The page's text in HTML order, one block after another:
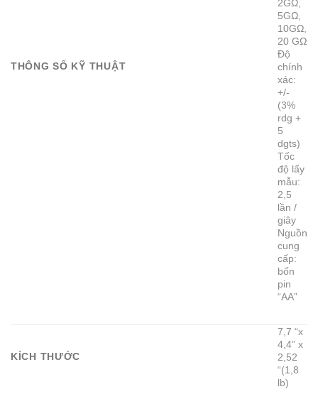
THÔNG SỐ KỸ THUẬT
2GΩ,
5GΩ,
10GΩ,
20 GΩ
Độ
chính
xác:
+/-
(3%
rdg +
5
dgts)
Tốc
độ lấy
mẫu:
2,5
lần /
giây
Nguồn
cung
cấp:
bốn
pin
“AA”
KÍCH THƯỚC
7,7 “x
4,4” x
2,52
“(1,8
lb)